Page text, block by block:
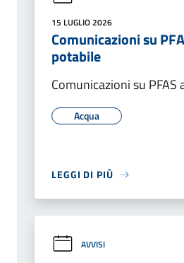
15 LUGLIO 2026
Comunicazioni su
potabile
Comunicazioni su PFAS
Acqua
LEGGI DI PIÙ
AVVISI